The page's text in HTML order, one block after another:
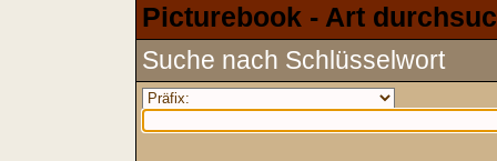
Picturebook - Art
Suche nach Schlüsselwort